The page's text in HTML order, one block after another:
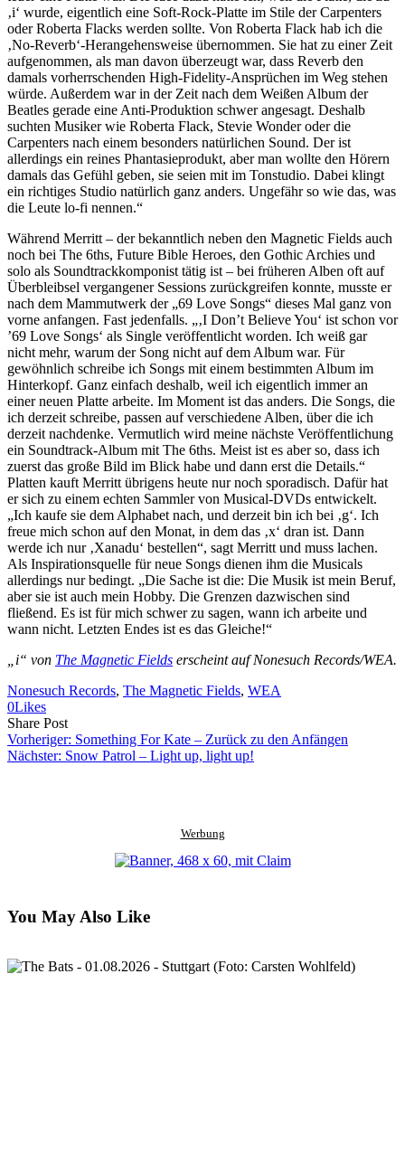
‚i‘ wurde, eigentlich eine Soft-Rock-Platte im Stile der Carpenters
oder Roberta Flacks werden sollte. Von Roberta Flack hab ich die
‚No-Reverb‘-Herangehensweise übernommen. Sie hat zu einer Zeit
aufgenommen, als man davon überzeugt war, dass Reverb den
damals vorherrschenden High-Fidelity-Ansprüchen im Weg stehen
würde. Außerdem war in der Zeit nach dem Weißen Album der
Beatles gerade eine Anti-Produktion schwer angesagt. Deshalb
suchten Musiker wie Roberta Flack, Stevie Wonder oder die
Carpenters nach einem besonders natürlichen Sound. Der ist
allerdings ein reines Phantasieprodukt, aber man wollte den Hörern
damals das Gefühl geben, sie seien mit im Tonstudio. Dabei klingt
ein richtiges Studio natürlich ganz anders. Ungefähr so wie das, was
die Leute lo-fi nennen.“
Während Merritt – der bekanntlich neben den Magnetic Fields auch
noch bei The 6ths, Future Bible Heroes, den Gothic Archies und
solo als Soundtrackkomponist tätig ist – bei früheren Alben oft auf
Überbleibsel vergangener Sessions zurückgreifen konnte, musste er
nach dem Mammutwerk der „69 Love Songs“ dieses Mal ganz von
vorne anfangen. Fast jedenfalls. „‚I Don’t Believe You‘ ist schon vor
’69 Love Songs‘ als Single veröffentlicht worden. Ich weiß gar
nicht mehr, warum der Song nicht auf dem Album war. Für
gewöhnlich schreibe ich Songs mit einem bestimmten Album im
Hinterkopf. Ganz einfach deshalb, weil ich eigentlich immer an
einer neuen Platte arbeite. Im Moment ist das anders. Die Songs, die
ich derzeit schreibe, passen auf verschiedene Alben, über die ich
derzeit nachdenke. Vermutlich wird meine nächste Veröffentlichung
ein Soundtrack-Album mit The 6ths. Meist ist es aber so, dass ich
zuerst das große Bild im Blick habe und dann erst die Details.“
Platten kauft Merritt übrigens heute nur noch sporadisch. Dafür hat
er sich zu einem echten Sammler von Musical-DVDs entwickelt.
„Ich kaufe sie dem Alphabet nach, und derzeit bin ich bei ‚g‘. Ich
freue mich schon auf den Monat, in dem das ‚x‘ dran ist. Dann
werde ich nur ‚Xanadu‘ bestellen“, sagt Merritt und muss lachen.
Als Inspirationsquelle für neue Songs dienen ihm die Musicals
allerdings nur bedingt. „Die Sache ist die: Die Musik ist mein Beruf,
aber sie ist auch mein Hobby. Die Grenzen dazwischen sind
fließend. Es ist für mich schwer zu sagen, wann ich arbeite und
wann nicht. Letzten Endes ist es das Gleiche!“
„i“ von The Magnetic Fields erscheint auf Nonesuch Records/WEA.
Nonesuch Records, The Magnetic Fields, WEA
0Likes
Share PostShare
on
Facebook
Copy
URL
to
Send
Link
via
Vorheriger: Something For Kate – Zurück zu den Anfängen
Nächster: Snow Patrol – Light up, light up!
Werbung
You May Also Like